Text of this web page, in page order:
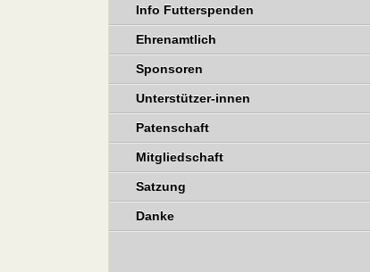
Info Futterspenden
Ehrenamtlich
Sponsoren
Unterstützer-innen
Patenschaft
Mitgliedschaft
Satzung
Danke